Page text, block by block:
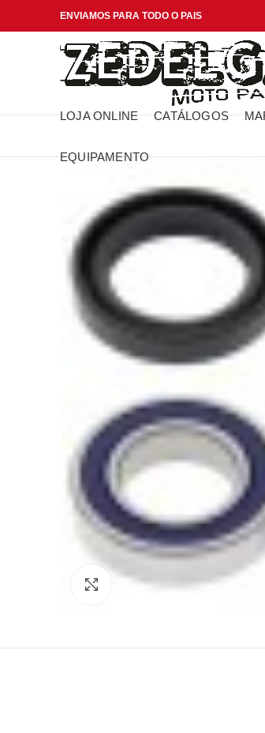
ENVIAMOS PARA TODO O PAIS
LOJA ONLINE CATÁLOGOS
EQUIPAMENTO
Click to enlarge